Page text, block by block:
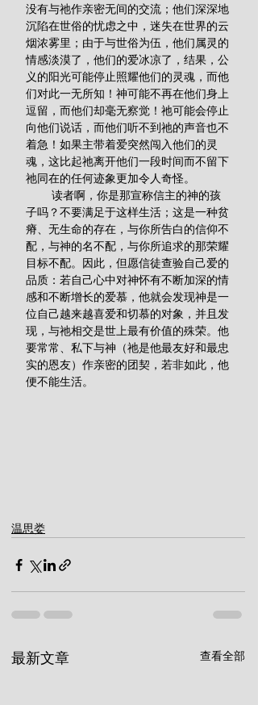
没有与祂作亲密无间的交流；他们深深地
沉陷在世俗的忧虑之中，迷失在世界的云
烟浓雾里；由于与世俗为伍，他们属灵的
情感淡漠了，他们的爱冰凉了，结果，公
义的阳光可能停止照耀他们的灵魂，而他
们对此一无所知！神可能不再在他们身上
逗留，而他们却毫无察觉！祂可能会停止
向他们说话，而他们听不到祂的声音也不
着急！如果主带着爱突然闯入他们的灵
魂，这比起祂离开他们一段时间而不留下
祂同在的任何迹象更加令人奇怪。
子吗？不要满足于这样生活；这是一种贫
瘠、无生命的存在，与你所告白的信仰不
配，与神的名不配，与你所追求的那荣耀
目标不配。因此，但愿信徒查验自己爱的
品质：若自己心中对神怀有不断加深的情
感和不断增长的爱慕，他就会发现神是一
位自己越来越喜爱和切慕的对象，并且发
现，与祂相交是世上最有价值的殊荣。他
要常常、私下与神（祂是他最友好和最忠
实的恩友）作亲密的团契，若非如此，他
便不能生活。
温思娄
最新文章 查看全部